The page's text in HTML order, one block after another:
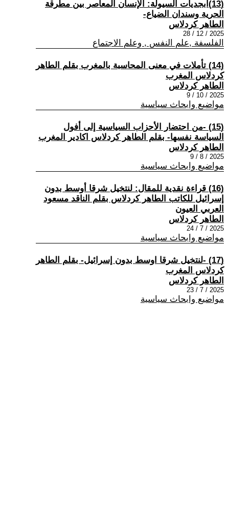
(13) ​أبجديات السيولة: الإنسان المعاصر بين مطرقة
الحرية وسندان الضياع-
الطاهر كردلاس
2025 / 12 / 28
الفلسفة ,علم النفس , وعلم الاجتماع
(14) تأملات في معنى المحاسبة بالمغرب بقلم الطاهر
كردلاس المغرب
الطاهر كردلاس
2025 / 10 / 9
مواضيع وابحاث سياسية
(15) -من احتضار الأحزاب السياسية إلى أفول
السياسة نفسها- بقلم الطاهر كردلاس اكادير المغرب
الطاهر كردلاس
2025 / 8 / 9
مواضيع وابحاث سياسية
(16) قراءة نقدية للمقال: لنتخيل شرقا أوسط بدون
إسرائيل للكاتب الطاهر كردلاس بقلم الناقد مسعود
العربي العيون
الطاهر كردلاس
2025 / 7 / 24
مواضيع وابحاث سياسية
(17) -لنتخيل شرقا اوسط بدون إسرائيل- بقلم الطاهر
كردلاس المغرب
الطاهر كردلاس
2025 / 7 / 23
مواضيع وابحاث سياسية